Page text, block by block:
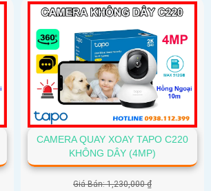
CAMERA QUAY XOAY TAPO C220
KHÔNG DÂY (4MP)
Giá Bán: 1,230,000 ₫